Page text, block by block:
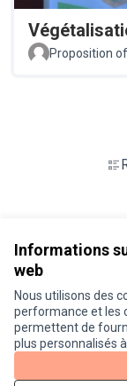
Informations
web
Nous utilisons des
performance et les
permettent de
plus personnalisés
Proposition
Conditions
Paramètres des
Je participe ! sur X
(Lien externe)
Je participe !
Je